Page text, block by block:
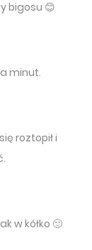
bigosu 😊
minut.
roztopił i
w kółko 🙂